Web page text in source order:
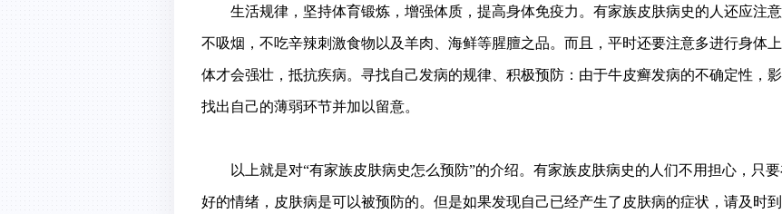
生活规律，坚持体育锻炼，增强体质，提高身体免疫力。有家族皮肤病史的人还应注意
不吸烟，不吃辛辣刺激食物以及羊肉、海鲜等腥膻之品。而且，平时还要注意多进行身体
体才会强壮，抵抗疾病。寻找自己发病的规律、积极预防：由于牛皮癣发病的不确定性，
找出自己的薄弱环节并加以留意。
以上就是对“有家族皮肤病史怎么预防”的介绍。有家族皮肤病史的人们不用担心，只要
好的情绪，皮肤病是可以被预防的。但是如果发现自己已经产生了皮肤病的症状，请及时